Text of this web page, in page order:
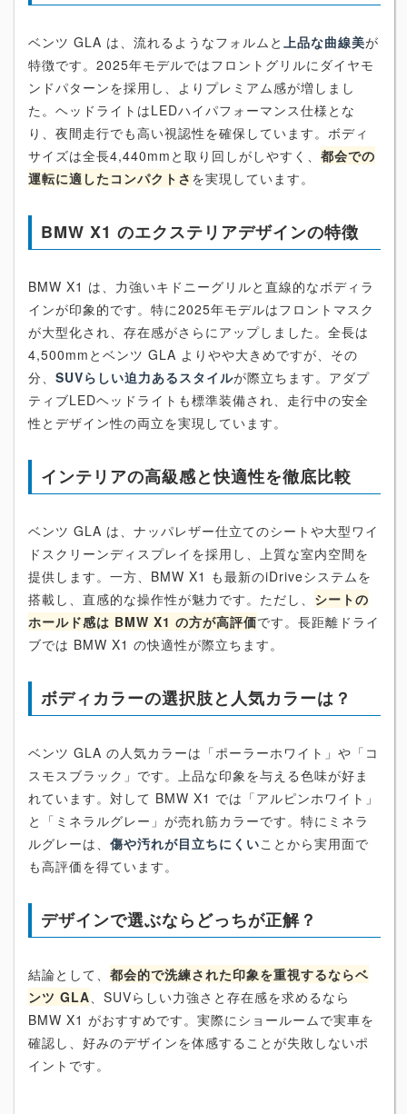
ベンツ GLA は、流れるようなフォルムと 上品な曲線美が
特徴です。2025年モデルではフロントグリルにダイヤモ
ンドパターンを採用し、よりプレミアム感が増しまし
た。ヘッドライトはLEDハイパフォーマンス仕様とな
り、夜間走行でも高い視認性を確保しています。ボディ
サイズは全長4,440mmと取り回しがしやすく、 都会での
運転に適したコンパクトさ を実現しています。
BMW X1 のエクステリアデザインの特徴
BMW X1 は、力強いキドニーグリルと直線的なボディラ
インが印象的です。特に2025年モデルはフロントマスク
が大型化され、存在感がさらにアップしました。全長は
4,500mmとベンツ GLA よりやや大きめですが、その
分、 SUVらしい迫力あるスタイルが際立ちます。アダプ
ティブLEDヘッドライトも標準装備され、走行中の安全
性とデザイン性の両立を実現しています。
インテリアの高級感と快適性を徹底比較
ベンツ GLA は、ナッパレザー仕立てのシートや大型ワイ
ドスクリーンディスプレイを採用し、上質な室内空間を
提供します。一方、BMW X1 も最新のiDriveシステムを
搭載し、直感的な操作性が魅力です。ただし、 シートの
ホールド感は BMW X1 の方が高評価です。長距離ドライ
ブでは BMW X1 の快適性が際立ちます。
ボディカラーの選択肢と人気カラーは？
ベンツ GLA の人気カラーは「ポーラーホワイト」や「コ
スモスブラック」です。上品な印象を与える色味が好ま
れています。対して BMW X1 では「アルピンホワイト」
と「ミネラルグレー」が売れ筋カラーです。特にミネラ
ルグレーは、 傷や汚れが目立ちにくいことから実用面で
も高評価を得ています。
デザインで選ぶならどっちが正解？
結論として、 都会的で洗練された印象を重視するならベ
ンツ GLA 、SUVらしい力強さと存在感を求めるなら
BMW X1 がおすすめです。実際にショールームで実車を
確認し、好みのデザインを体感することが失敗しないポ
イントです。